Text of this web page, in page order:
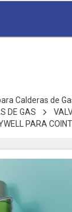
Calderas de
DE GAS
PARA